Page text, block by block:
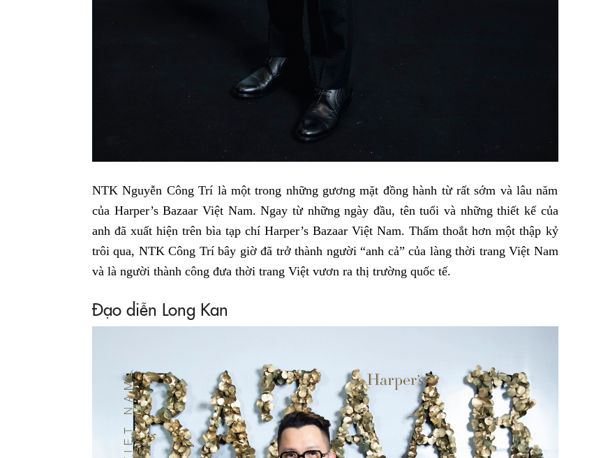
NTK Nguyễn Công Trí là một trong những gương mặt đồng hành từ rất sớm và lâu năm
của Harper’s Bazaar Việt Nam. Ngay từ những ngày đầu, tên tuổi và những thiết kế của
anh đã xuất hiện trên bìa tạp chí Harper’s Bazaar Việt Nam. Thấm thoắt hơn một thập kỷ
trôi qua, NTK Công Trí bây giờ đã trở thành người “anh cả” của làng thời trang Việt Nam
và là người thành công đưa thời trang Việt vươn ra thị trường quốc tế.
Đạo diễn Long Kan